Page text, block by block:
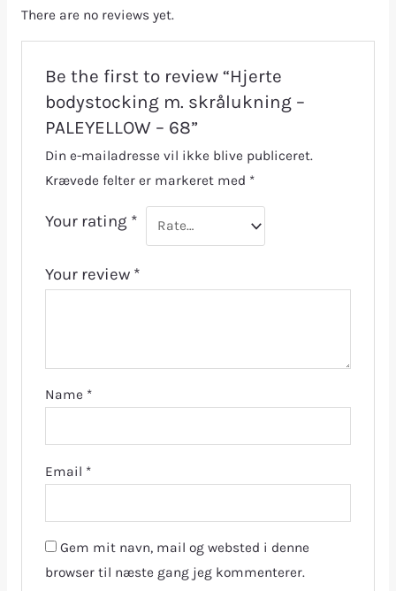
There are no reviews yet.
Be the first to review “Hjerte
bodystocking m. skrålukning –
PALEYELLOW – 68”
Din e-mailadresse vil ikke blive publiceret.
Krævede felter er markeret med *
Your rating *
Your review *
Name *
Email *
Gem mit navn, mail og websted i denne
browser til næste gang jeg kommenterer.